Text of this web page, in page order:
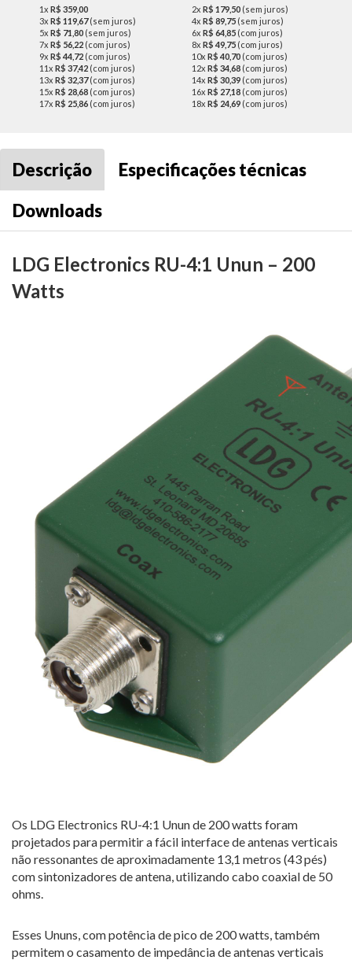
1x R$ 359,00 2x R$ 179,50 (sem juros)
3x R$ 119,67(sem juros) 4x R$ 89,75 (sem juros)
5x R$ 71,80 (sem juros) 6x R$ 64,85 (com juros)
7x R$ 56,22 (com juros) 8x R$ 49,75 (com juros)
9x R$ 44,72 (com juros) 10x R$ 40,70 (com juros)
11x R$ 37,42 (com juros) 12x R$ 34,68 (com juros)
13x R$ 32,37(com juros) 14x R$ 30,39 (com juros)
15x R$ 28,68 (com juros) 16x R$ 27,18 (com juros)
17x R$ 25,86 (com juros) 18x R$ 24,69 (com juros)
Descrição
Especificações técnicas
Downloads
LDG Electronics RU-4:1 Unun – 200
Watts
Os LDG Electronics RU-4:1 Unun de 200 watts foram
projetados para permitir a fácil interface de antenas verticais
não ressonantes de aproximadamente 13,1 metros (43 pés)
com sintonizadores de antena, utilizando cabo coaxial de 50
ohms.
Esses Ununs, com potência de pico de 200 watts, também
permitem o casamento de impedância de antenas verticais